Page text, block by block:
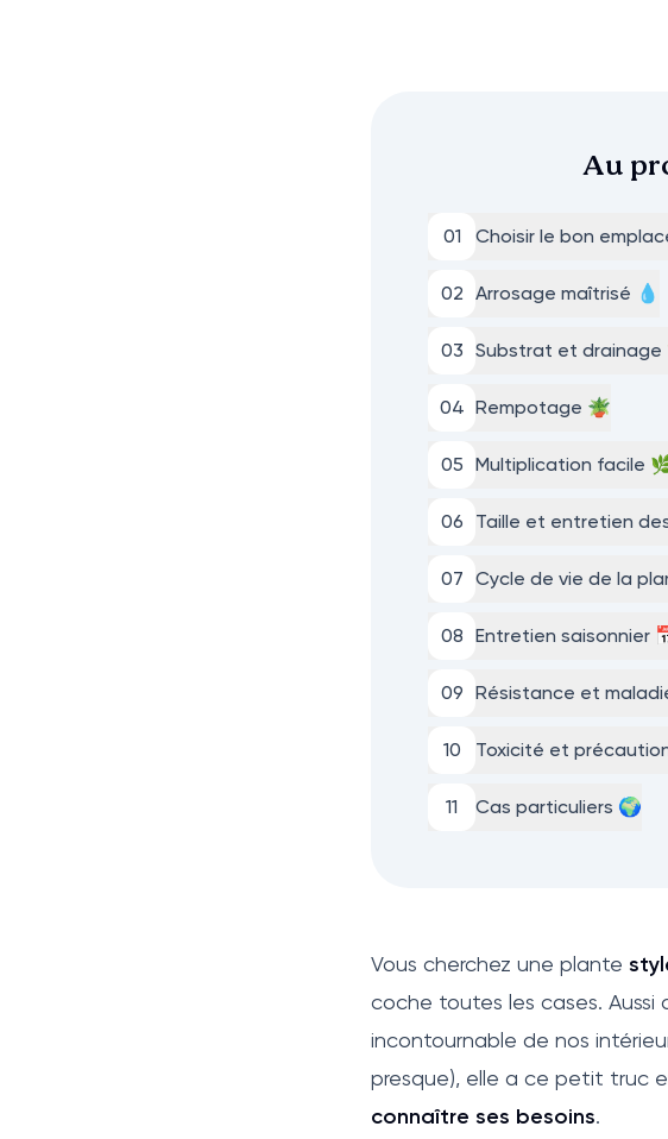
Au
01 Choisir le bon
02 Arrosage maîtrisé 💧
03 Substrat et drainage
04 Rempotage 🪴
05 Multiplication facile
06 Taille et entretien
07 Cycle de vie de la
08 Entretien saisonnier
09 Résistance et
10 Toxicité et
11 Cas particuliers 🌍
Vous cherchez une plante
coche toutes les cases.
incontournable de nos
presque), elle a ce petit truc
connaître ses besoins.